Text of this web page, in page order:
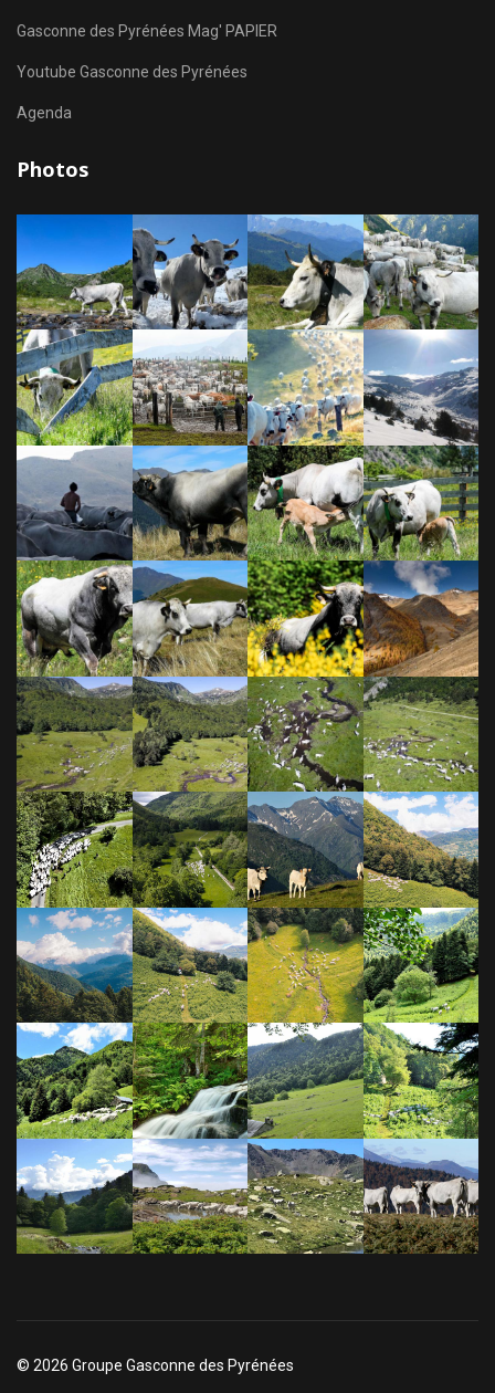
Gasconne des Pyrénées Mag' PAPIER
Youtube Gasconne des Pyrénées
Agenda
Photos
© 2026 Groupe Gasconne des Pyrénées